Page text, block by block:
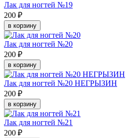
Лак для ногтей №19
200 ₽
в корзину
Лак для ногтей №20
200 ₽
в корзину
Лак для ногтей №20 НЕГРЫЗИН
200 ₽
в корзину
Лак для ногтей №21
200 ₽